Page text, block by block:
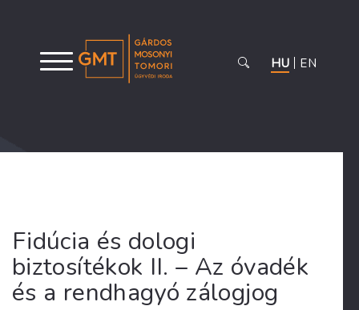
HU EN
Fidúcia és dologi
biztosítékok II. – Az óvadék
és a rendhagyó zálogjog